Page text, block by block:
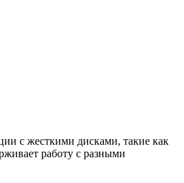
с жесткими дисками, такие как
работу с разными